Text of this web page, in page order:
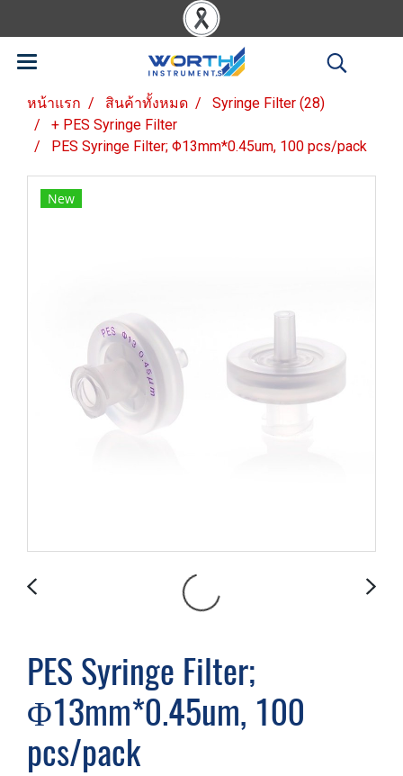
หน้าแรก สินค้าทั้งหมด
Syringe Filter (28)
+ PES Syringe Filter
PES Syringe Filter; Φ13mm*0.45um, 100 pcs/pack
New
PES Syringe Filter;
Φ13mm*0.45um, 100
pcs/pack